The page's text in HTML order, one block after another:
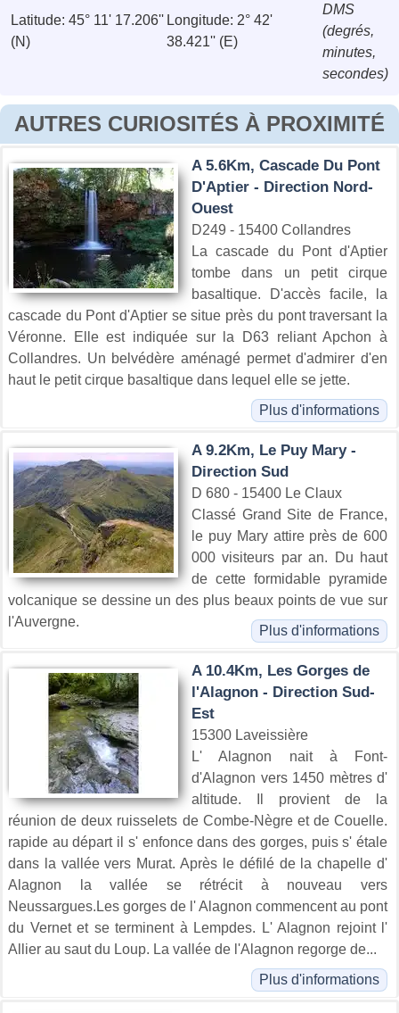
Latitude: 45° 11' 17.206''
(N)
Longitude: 2° 42'
38.421'' (E)
DMS
(degrés,
minutes,
secondes)
AUTRES CURIOSITÉS À PROXIMITÉ
A 5.6Km, Cascade Du Pont
D'Aptier - Direction Nord-
Ouest
D249 - 15400 Collandres
La cascade du Pont d'Aptier
tombe dans un petit cirque
basaltique. D'accès facile, la
cascade du Pont d'Aptier se situe près du pont traversant la
Véronne. Elle est indiquée sur la D63 reliant Apchon à
Collandres. Un belvédère aménagé permet d'admirer d'en
haut le petit cirque basaltique dans lequel elle se jette.
Plus d'informations
A 9.2Km, Le Puy Mary -
Direction Sud
D 680 - 15400 Le Claux
Classé Grand Site de France,
le puy Mary attire près de 600
000 visiteurs par an. Du haut
de cette formidable pyramide
volcanique se dessine un des plus beaux points de vue sur
l'Auvergne.
Plus d'informations
A 10.4Km, Les Gorges de
l'Alagnon - Direction Sud-
Est
15300 Laveissière
L' Alagnon nait à Font-
d'Alagnon vers 1450 mètres d'
altitude. Il provient de la
réunion de deux ruisselets de Combe-Nègre et de Couelle.
rapide au départ il s' enfonce dans des gorges, puis s' étale
dans la vallée vers Murat. Après le défilé de la chapelle d'
Alagnon la vallée se rétrécit à nouveau vers
Neussargues.Les gorges de l' Alagnon commencent au pont
du Vernet et se terminent à Lempdes. L' Alagnon rejoint l'
Allier au saut du Loup. La vallée de l'Alagnon regorge de...
Plus d'informations